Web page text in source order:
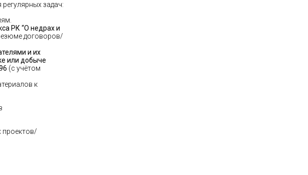
задач:
РК “О недрах и
договоров/
и их
или добыче
(с учётом
к
проектов/